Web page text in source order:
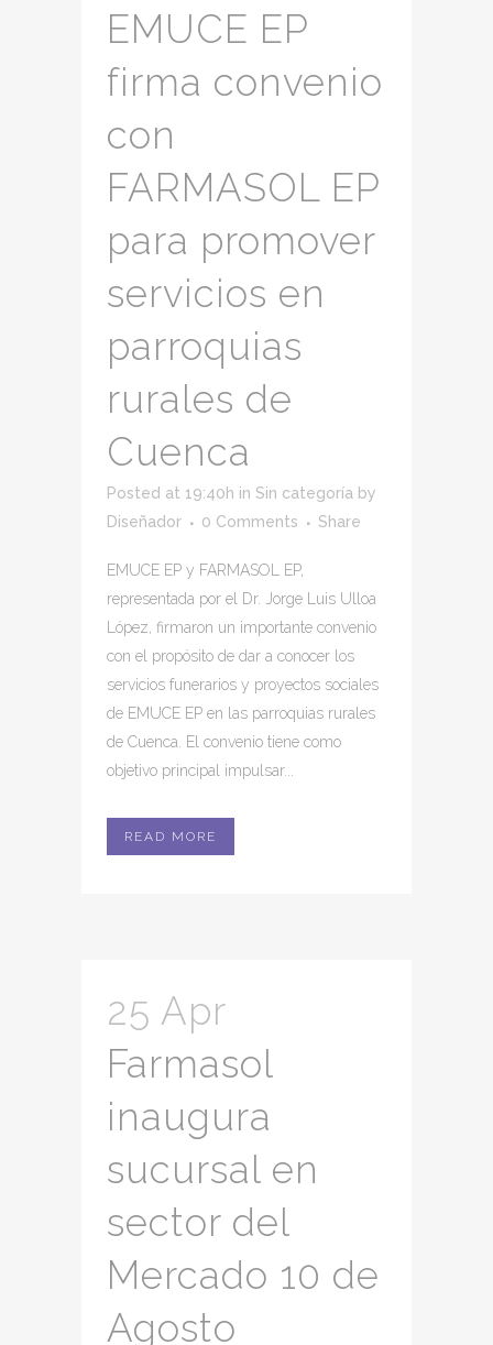
EMUCE EP
firma convenio
con
FARMASOL EP
para promover
servicios en
parroquias
rurales de
Cuenca
Posted at 19:40h in Sin categoría by
Diseñador
0 Comments Share
EMUCE EP y FARMASOL EP,
representada por el Dr. Jorge Luis Ulloa
López, firmaron un importante convenio
con el propósito de dar a conocer los
servicios funerarios y proyectos sociales
de EMUCE EP en las parroquias rurales
de Cuenca. El convenio tiene como
objetivo principal impulsar...
READ MORE
25 Apr
Farmasol
inaugura
sucursal en
sector del
Mercado 10 de
Agosto